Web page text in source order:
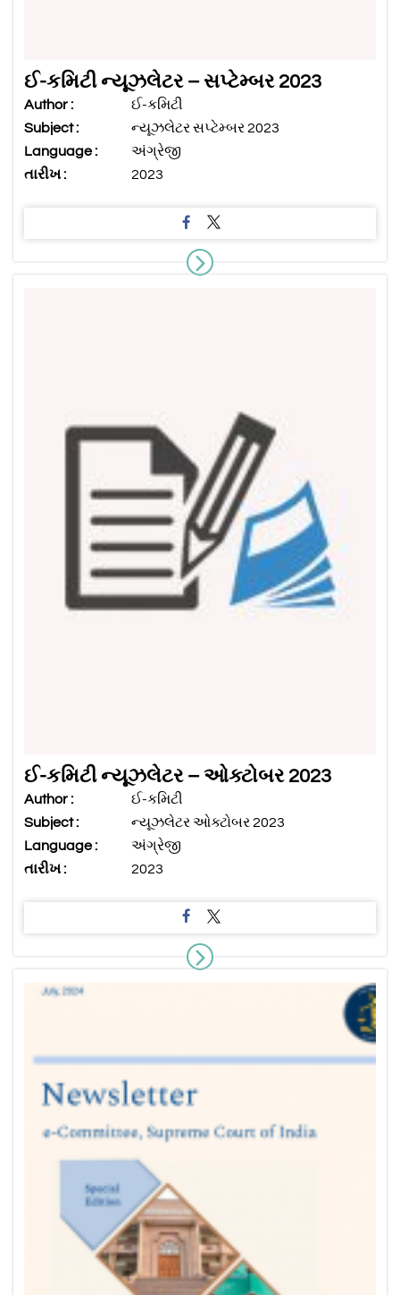
ઈ-કમિટી ન્યૂઝલેટર – સપ્ટેમ્બર 2023
Author :
ઈ-કમિટી
Subject :
ન્યૂઝલેટર સપ્ટેમ્બર 2023
Language :
અંગ્રેજી
તારીખ :
2023
ઈ-કમિટી ન્યૂઝલેટર – ઓક્ટોબર 2023
Author :
ઈ-કમિટી
Subject :
ન્યૂઝલેટર ઓક્ટોબર 2023
Language :
અંગ્રેજી
તારીખ :
2023